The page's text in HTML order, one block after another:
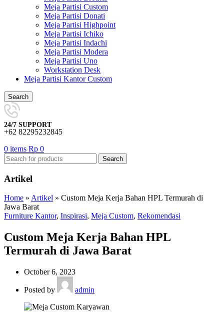
Meja Partisi Custom
Meja Partisi Donati
Meja Partisi Highpoint
Meja Partisi Ichiko
Meja Partisi Indachi
Meja Partisi Modera
Meja Partisi Uno
Workstation Desk
Meja Partisi Kantor Custom
Search
24/7 SUPPORT
+62 82295232845
0 items Rp 0
Search
Artikel
Home » Artikel » Custom Meja Kerja Bahan HPL Termurah di
Jawa Barat
Furniture Kantor, Inspirasi, Meja Custom, Rekomendasi
Custom Meja Kerja Bahan HPL
Termurah di Jawa Barat
October 6, 2023
Posted by admin